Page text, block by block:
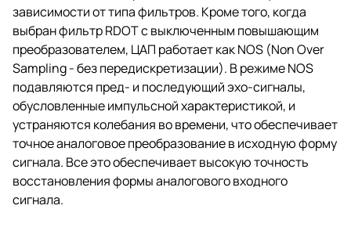
зависимости от типа фильтров. Кроме того, когда
выбран фильтр RDOT с выключенным повышающим
преобразователем, ЦАП работает как NOS (Non Over
Sampling - без передискретизации). В режиме NOS
подавляются пред- и последующий эхо-сигналы,
обусловленные импульсной характеристикой, и
устраняются колебания во времени, что обеспечивает
точное аналоговое преобразование в исходную форму
сигнала. Все это обеспечивает высокую точность
восстановления формы аналогового входного
сигнала.